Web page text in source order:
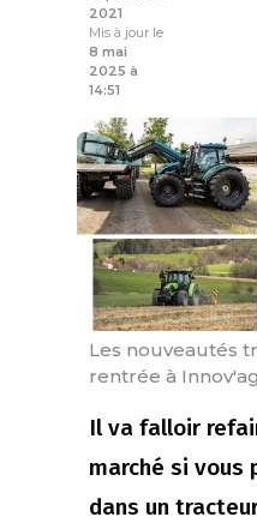
2021
Mis à jour le
8 mai
2025 à
14:51
Les nouveautés
rentrée à
Il va falloir
marché si vous
dans un